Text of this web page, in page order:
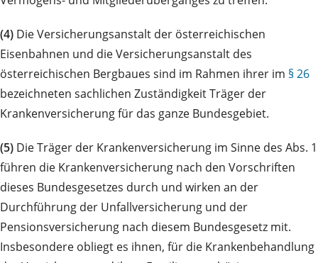
(4) Die Versicherungsanstalt der österreichischen
Eisenbahnen und die Versicherungsanstalt des
österreichischen Bergbaues sind im Rahmen ihrer im § 26
bezeichneten sachlichen Zuständigkeit Träger der
Krankenversicherung für das ganze Bundesgebiet.
(5) Die Träger der Krankenversicherung im Sinne des Abs. 1
führen die Krankenversicherung nach den Vorschriften
dieses Bundesgesetzes durch und wirken an der
Durchführung der Unfallversicherung und der
Pensionsversicherung nach diesem Bundesgesetz mit.
Insbesondere obliegt es ihnen, für die Krankenbehandlung